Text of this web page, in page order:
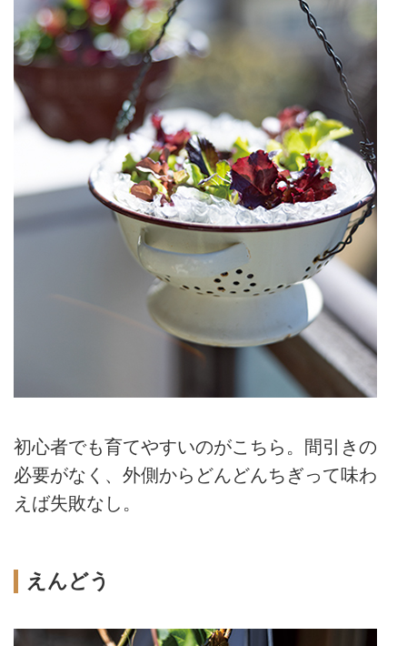
初心者でも育てやすいのがこちら。間引きの
必要がなく、外側からどんどんちぎって味わ
えば失敗なし。
えんどう